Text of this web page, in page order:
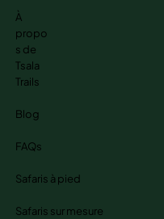
À
propo
s de
Tsala
Trails
Blog
FAQs
Safaris à pied
Safaris sur mesure